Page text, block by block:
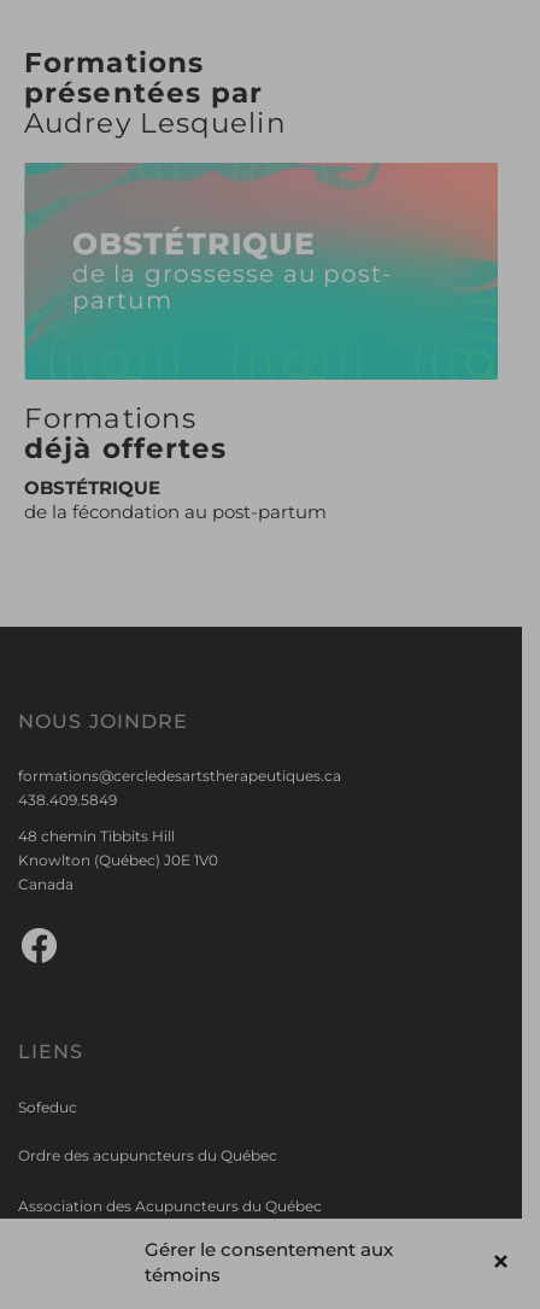
Gérer le consentement aux
témoins
Formations
présentées par
Audrey Lesquelin
OBSTÉTRIQUE
de la grossesse au post-
partum
Formations
déjà offertes
OBSTÉTRIQUE
de la fécondation au post-partum
NOUS JOINDRE
formations@cercledesartstherapeutiques.ca
438.409.5849
48 chemin Tibbits Hill
Knowlton (Québec) J0E 1V0
Canada
Facebook
LIENS
Sofeduc
Ordre des acupuncteurs du Québec
Association des Acupuncteurs du Québec
Collège de Rosemont